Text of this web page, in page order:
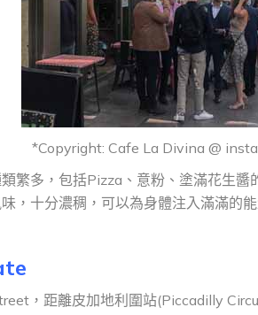
*Copyright: Cafe La Divina @
繁多，包括Pizza、意粉、塗滿花生
，十分濃稠，可以為身體注入滿滿的能
，距離皮加地利圍站(Piccadilly